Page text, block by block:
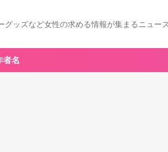
グッズなど女性の求める情報が集まるニュー
者名